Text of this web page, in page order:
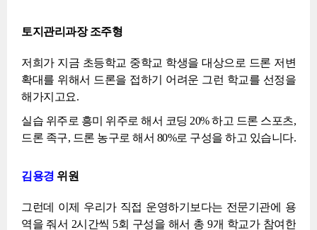
토지관리과장 조주형
저희가 지금 초등학교 중학교 학생을 대상으로 드론 저변
확대를 위해서 드론을 접하기 어려운 그런 학교를 선정을
해가지고요.
실습 위주로 흥미 위주로 해서 코딩 20% 하고 드론 스포츠,
드론 족구, 드론 농구로 해서 80%로 구성을 하고 있습니다.
김용경 위원
그런데 이제 우리가 직접 운영하기보다는 전문기관에 용
역을 줘서 2시간씩 5회 구성을 해서 총 9개 학교가 참여한